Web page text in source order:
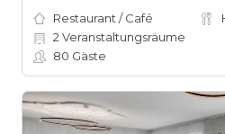
Restaurant / Café
2 Veranstaltungsräume
80 Gäste